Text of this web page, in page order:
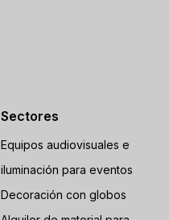
Sectores
Equipos audiovisuales e
iluminación para eventos
Decoración con globos